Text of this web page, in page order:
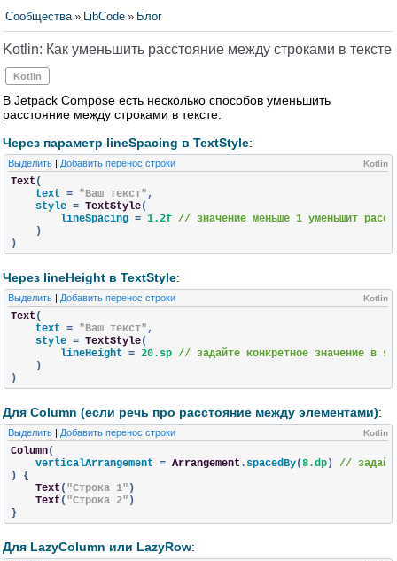
Сообщества » LibCode » Блог
Kotlin: Как уменьшить расстояние между строками в тексте
Kotlin
В Jetpack Compose есть несколько способов уменьшить
расстояние между строками в тексте:
Через параметр lineSpacing в TextStyle:
Выделить Kotlin
| Добавить перенос строки
Text (
    text
= "Ваш текст" ,
    style
= TextStyle(
        lineSpacing
= 1.2f // значение меньше 1 уменьшит
)
)
Через lineHeight в TextStyle:
Выделить Kotlin
| Добавить перенос строки
Text (
    text
= "Ваш текст" ,
    style
= TextStyle(
        lineHeight
= 20.sp // задайте конкретное значение в sp
)
)
Для Column (если речь про расстояние между элементами):
Выделить Kotlin
| Добавить перенос строки
Column(
    verticalArrangement
= Arrangement .spacedBy(8.dp) //
)
{
Text ( "Строка 1" )
Text ( "Строка 2" )
}
Для LazyColumn или LazyRow: